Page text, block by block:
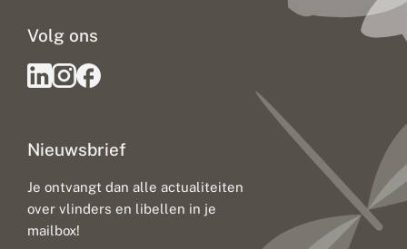
Nieuwsbrief
Je ontvangt dan alle actualiteiten
over vlinders en libellen in je
mailbox!
Volg ons